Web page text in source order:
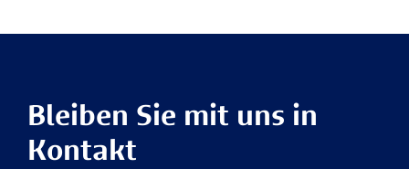
Bleiben Sie mit uns in
Kontakt